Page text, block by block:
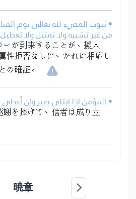
• ثبوت المجيء لله تعالى يوم
من غير تشبيه ولا تمثيل ولا
が到来することが、擬人
性拒否なしに、かれに相応し
の確証。
• المؤمن إذا ابتلي صبر وإن
を捧げて、信者は成り立
暁章